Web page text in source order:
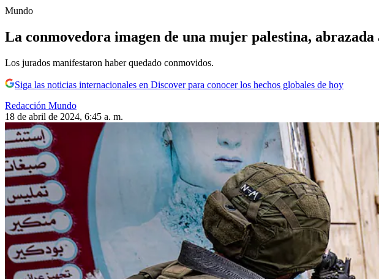
Mundo
La conmovedora imagen de una mujer palestina,
Los jurados manifestaron haber quedado conmovidos.
Siga las noticias internacionales en Discover para conocer los hechos globales de hoy
Redacción Mundo
18 de abril de 2024, 6:45 a. m.